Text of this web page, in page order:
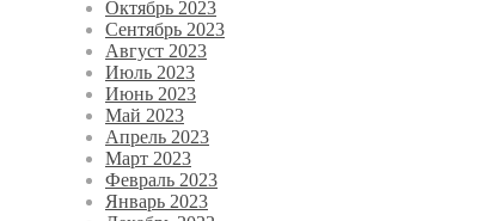
Октябрь 2023
Сентябрь 2023
Август 2023
Июль 2023
Июнь 2023
Май 2023
Апрель 2023
Март 2023
Февраль 2023
Январь 2023